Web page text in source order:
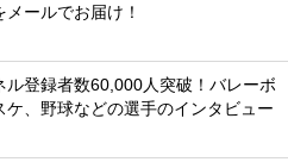
ールでお届け！
ル登録者数60,000人突破！バレーボ
ケ、野球などの選手のインタビュー